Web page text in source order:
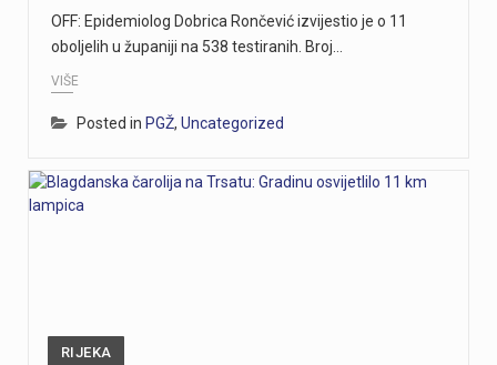
OFF: Epidemiolog Dobrica Rončević izvijestio je o 11
oboljelih u županiji na 538 testiranih. Broj…
VIŠE
Posted in PGŽ, Uncategorized
RIJEKA